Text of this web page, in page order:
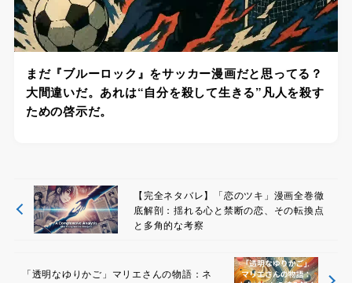
まだ『ブルーロック』をサッカー漫画だと思ってる？
大間違いだ。あれは“自分を殺して生きる”凡人を殺す
ための啓示だ。
【完全ネタバレ】「恋のツキ」漫画全巻徹
底解剖：揺れる心と禁断の恋、その転換点
と多角的な考察
「透明なゆりかご」マリエさんの物語：ネ